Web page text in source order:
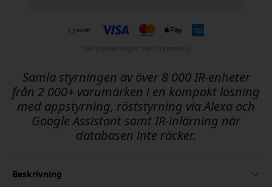
Samla styrningen av över 8 000 IR-enheter
från 2 000+ varumärken i en kompakt lösning
med appstyrning, röststyrning via Alexa och
Google Assistant samt IR-inlärning när
databasen inte räcker.
Beskrivning